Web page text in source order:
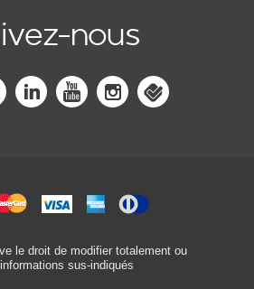
nous
le droit de modifier totalement ou
sus-indiqués